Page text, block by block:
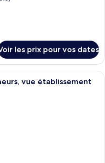
les prix pour vos dates
chambre d’hôtel équipée d’un
vue établissement